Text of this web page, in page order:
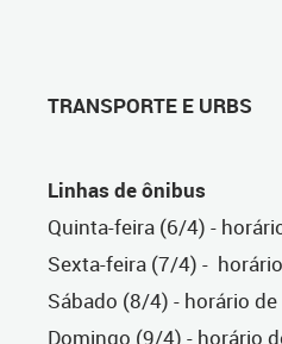
TRANSPORTE E URBS
Linhas de ônibus
Quinta-feira (6/4) -
Sexta-feira (7/4) -
Sábado (8/4) - horário de
Domingo (9/4) - horário